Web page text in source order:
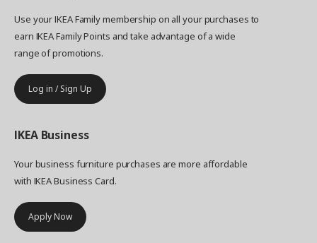
Use your IKEA Family membership on all your purchases to
earn IKEA Family Points and take advantage of a wide
range of promotions.
Log in / Sign Up
IKEA Business
Your business furniture purchases are more affordable
with IKEA Business Card.
Apply Now